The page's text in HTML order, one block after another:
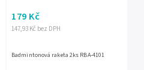
147,93 Kč bez DPH
179 Kč
Badmintonová raketa 2ks RBA-4101